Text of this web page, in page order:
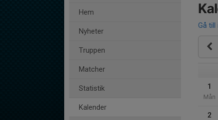
Hem
Nyheter
Truppen
Matcher
Statistik
Kalender
Gå till
1
Mån
2